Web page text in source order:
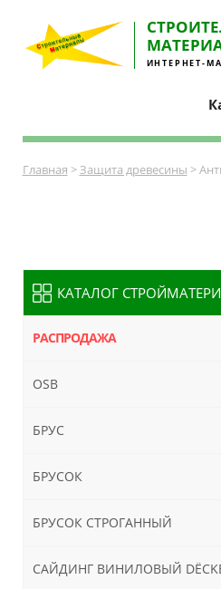
ИНТЕРНЕТ-
Главная >Защита древесины >
КАТАЛОГ
РАСПРОДАЖА
OSB
БРУС
БРУСОК
БРУСОК СТРОГАННЫЙ
САЙДИНГ ВИНИЛОВЫЙ